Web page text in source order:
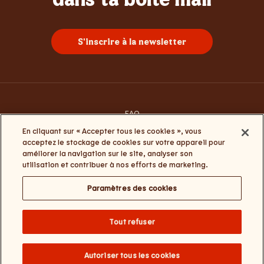
S'inscrire à la newsletter
FAQ
Conditions générales d’utilisation
Termes et conditions Click&Collect et My Burger King
Politique de la vie privée et de cookies
Paramètres des cookies
coordonnées – e-mail :
BKcustomerservice@burgerking.be
En cliquant sur « Accepter tous les cookies », vous
acceptez le stockage de cookies sur votre appareil pour
améliorer la navigation sur le site, analyser son
utilisation et contribuer à nos efforts de marketing.
Paramètres des cookies
Tout refuser
Autoriser tous les cookies